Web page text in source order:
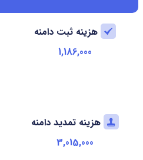
هزینه ثبت دامنه
1,186,000
هزینه تمدید دامنه
3,015,000